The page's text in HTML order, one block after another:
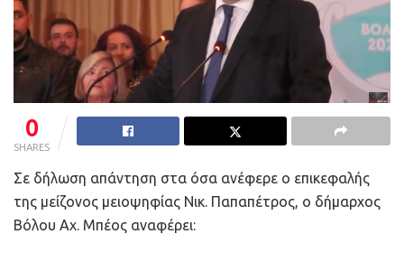
0
SHARES
Σε δήλωση απάντηση στα όσα ανέφερε ο επικεφαλής
της μείζονος μειοψηφίας Νικ. Παπαπέτρος, ο δήμαρχος
Βόλου Αχ. Μπέος αναφέρει: